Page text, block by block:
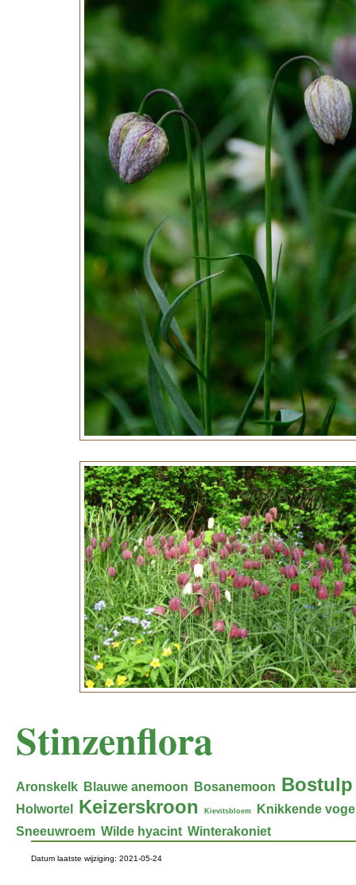
Stinzenflora
Aronskelk Blauwe anemoon Bosanemoon Bostulp
Holwortel Keizerskroon Kievitsbloem
Knikkende
Sneeuwroem Wilde hyacint Winterakoniet
Datum laatste wijziging: 2021-05-24